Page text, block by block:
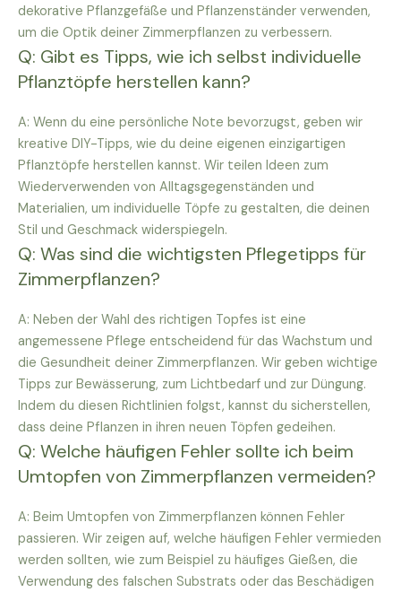
dekorative Pflanzgefäße und Pflanzenständer verwenden,
um die Optik deiner Zimmerpflanzen zu verbessern.
Q: Gibt es Tipps, wie ich selbst individuelle
Pflanztöpfe herstellen kann?
A: Wenn du eine persönliche Note bevorzugst, geben wir
kreative DIY-Tipps, wie du deine eigenen einzigartigen
Pflanztöpfe herstellen kannst. Wir teilen Ideen zum
Wiederverwenden von Alltagsgegenständen und
Materialien, um individuelle Töpfe zu gestalten, die deinen
Stil und Geschmack widerspiegeln.
Q: Was sind die wichtigsten Pflegetipps für
Zimmerpflanzen?
A: Neben der Wahl des richtigen Topfes ist eine
angemessene Pflege entscheidend für das Wachstum und
die Gesundheit deiner Zimmerpflanzen. Wir geben wichtige
Tipps zur Bewässerung, zum Lichtbedarf und zur Düngung.
Indem du diesen Richtlinien folgst, kannst du sicherstellen,
dass deine Pflanzen in ihren neuen Töpfen gedeihen.
Q: Welche häufigen Fehler sollte ich beim
Umtopfen von Zimmerpflanzen vermeiden?
A: Beim Umtopfen von Zimmerpflanzen können Fehler
passieren. Wir zeigen auf, welche häufigen Fehler vermieden
werden sollten, wie zum Beispiel zu häufiges Gießen, die
Verwendung des falschen Substrats oder das Beschädigen